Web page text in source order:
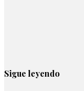
Sigue leyendo